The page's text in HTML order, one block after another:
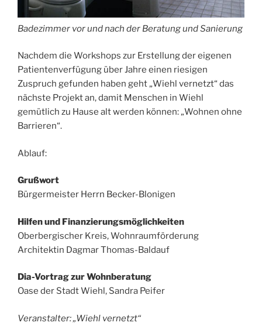
Badezimmer vor und nach der Beratung und Sanierung
Nachdem die Workshops zur Erstellung der eigenen
Patientenverfügung über Jahre einen riesigen
Zuspruch gefunden haben geht „Wiehl vernetzt“ das
nächste Projekt an, damit Menschen in Wiehl
gemütlich zu Hause alt werden können: „Wohnen ohne
Barrieren“.
Ablauf:
Grußwort
Bürgermeister Herrn Becker-Blonigen
Hilfen und Finanzierungsmöglichkeiten
Oberbergischer Kreis, Wohnraumförderung
Architektin Dagmar Thomas-Baldauf
Dia-Vortrag zur Wohnberatung
Oase der Stadt Wiehl, Sandra Peifer
Veranstalter: „Wiehl vernetzt“